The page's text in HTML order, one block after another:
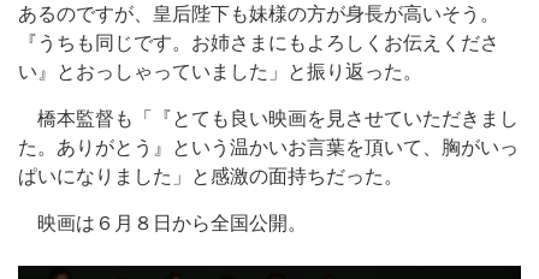
あるのですが、皇后陛下も妹様の方が身長が高いそう。
『うちも同じです。お姉さまにもよろしくお伝えくださ
い』とおっしゃっていました」と振り返った。
橋本監督も「『とても良い映画を見させていただきまし
た。ありがとう』という温かいお言葉を頂いて、胸がいっ
ぱいになりました」と感激の面持ちだった。
映画は６月８日から全国公開。